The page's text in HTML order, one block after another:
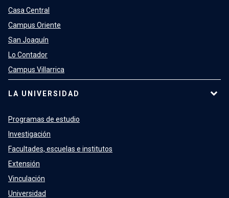
Casa Central
Campus Oriente
San Joaquín
Lo Contador
Campus Villarrica
LA UNIVERSIDAD
Programas de estudio
Investigación
Facultades, escuelas e institutos
Extensión
Vinculación
Universidad